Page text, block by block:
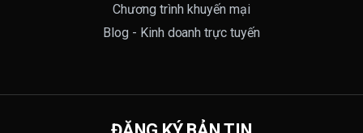
Chương trình khuyến mại
Blog - Kinh doanh trực tuyến